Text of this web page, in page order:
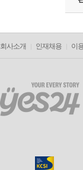
회사소개 인재채용 이